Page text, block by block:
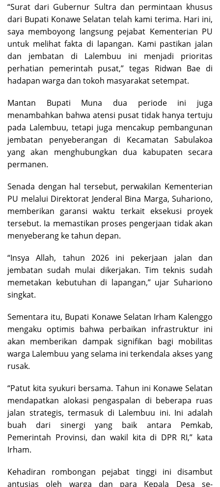
“Surat dari Gubernur Sultra dan permintaan khusus
dari Bupati Konawe Selatan telah kami terima. Hari ini,
saya memboyong langsung pejabat Kementerian PU
untuk melihat fakta di lapangan. Kami pastikan jalan
dan jembatan di Lalembuu ini menjadi prioritas
perhatian pemerintah pusat,” tegas Ridwan Bae di
hadapan warga dan tokoh masyarakat setempat.
Mantan Bupati Muna dua periode ini juga
menambahkan bahwa atensi pusat tidak hanya tertuju
pada Lalembuu, tetapi juga mencakup pembangunan
jembatan penyeberangan di Kecamatan Sabulakoa
yang akan menghubungkan dua kabupaten secara
permanen.
Senada dengan hal tersebut, perwakilan Kementerian
PU melalui Direktorat Jenderal Bina Marga, Suhariono,
memberikan garansi waktu terkait eksekusi proyek
tersebut. Ia memastikan proses pengerjaan tidak akan
menyeberang ke tahun depan.
“Insya Allah, tahun 2026 ini pekerjaan jalan dan
jembatan sudah mulai dikerjakan. Tim teknis sudah
memetakan kebutuhan di lapangan,” ujar Suhariono
singkat.
Sementara itu, Bupati Konawe Selatan Irham Kalenggo
mengaku optimis bahwa perbaikan infrastruktur ini
akan memberikan dampak signifikan bagi mobilitas
warga Lalembuu yang selama ini terkendala akses yang
rusak.
“Patut kita syukuri bersama. Tahun ini Konawe Selatan
mendapatkan alokasi pengaspalan di beberapa ruas
jalan strategis, termasuk di Lalembuu ini. Ini adalah
buah dari sinergi yang baik antara Pemkab,
Pemerintah Provinsi, dan wakil kita di DPR RI,” kata
Irham.
Kehadiran rombongan pejabat tinggi ini disambut
antusias oleh warga dan para Kepala Desa se-